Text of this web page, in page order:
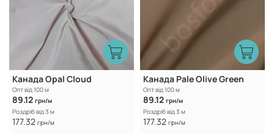
Канада Opal Cloud
Опт від 100 м
89.12 грн/м
Роздріб від 3 м
177.32 грн/м
Канада Pale Olive Green
Опт від 100 м
89.12 грн/м
Роздріб від 3 м
177.32 грн/м